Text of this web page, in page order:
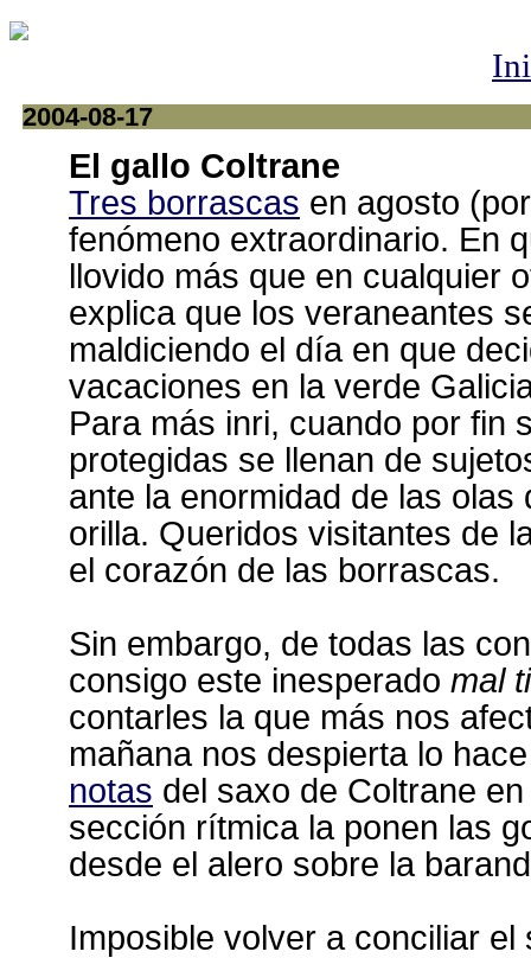
2004-08-17
El gallo Coltrane
Tres borrascas en agosto
fenómeno extraordinario. En
llovido más que en cualquier
explica que los veraneantes
maldiciendo el día en que
vacaciones en la verde
Para más inri, cuando por fin
protegidas se llenan de
ante la enormidad de las
orilla. Queridos visitantes de
el corazón de las borrascas.
Sin embargo, de todas las
consigo este inesperado mal
contarles la que más nos
mañana nos despierta lo
notas del saxo de Coltrane
sección rítmica la ponen las
desde el alero sobre la
Imposible volver a conciliar